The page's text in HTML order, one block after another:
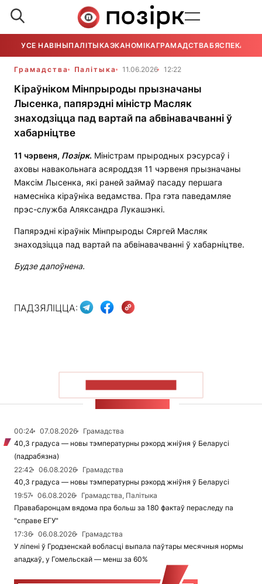
УСЕ НАВІНЫПАЛІТЫКАЭКАНОМІКАГРАМАДСТВАБЯСПЕКА
Грамадства Палітыка 11.06.2026 12:22
Кіраўніком Мінпрыроды прызначаны
Лысенка, папярэдні міністр Масляк
знаходзіцца пад вартай па абвінавачванні ў
хабарніцтве
11 чэрвеня, Позірк. Міністрам прыродных рэсурсаў і
аховы навакольнага асяроддзя 11 чэрвеня прызначаны
Максім Лысенка, які раней займаў пасаду першага
намесніка кіраўніка ведамства. Пра гэта паведамляе
прэс-служба Аляксандра Лукашэнкі.
Папярэдні кіраўнік Мінпрыроды Сяргей Масляк
знаходзіцца пад вартай па абвінавачванні ў хабарніцтве.
Будзе дапоўнена.
ПАДЗЯЛІЦЦА:
00:24 07.08.2026
Грамадства
40,3 градуса — новы тэмпературны рэкорд жніўня ў Беларусі
(падрабязна)
22:42
06.08.2026
Грамадства
40,3 градуса — новы тэмпературны рэкорд жніўня ў Беларусі
19:57
06.08.2026
Грамадства, Палітыка
Правабаронцам вядома пра больш за 180 фактаў пераследу па
"справе ЕГУ"
17:36
06.08.2026
Грамадства
У ліпені ў Гродзенскай вобласці выпала паўтары месячныя нормы
ападкаў, у Гомельскай — менш за 60%